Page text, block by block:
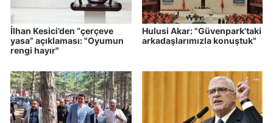
İlhan Kesici’den “çerçeve
yasa” açıklaması: "Oyumun
rengi hayır"
Hulusi Akar: "Güvenpark'taki
arkadaşlarımızla konuştuk"